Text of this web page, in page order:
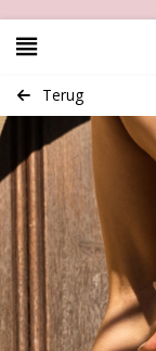
Terug